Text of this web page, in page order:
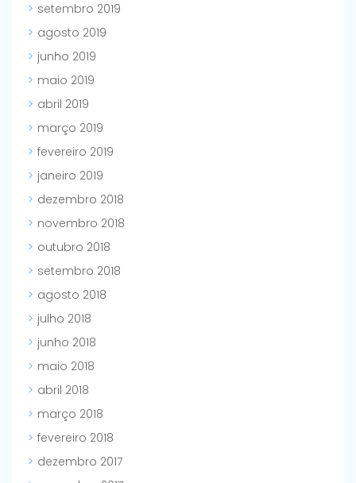
setembro 2019
agosto 2019
junho 2019
maio 2019
abril 2019
março 2019
fevereiro 2019
janeiro 2019
dezembro 2018
novembro 2018
outubro 2018
setembro 2018
agosto 2018
julho 2018
junho 2018
maio 2018
abril 2018
março 2018
fevereiro 2018
dezembro 2017